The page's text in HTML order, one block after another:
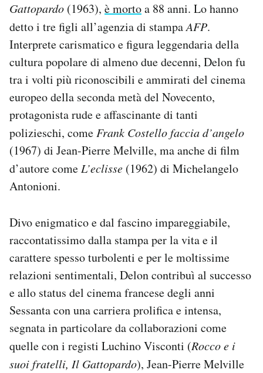
Newsletter
Notifiche mobile
Regala il Post
Hai bisogno di aiuto?
Esci
Gattopardo (1963), è mortoa 88 anni. Lo hanno
detto i tre figli all’agenzia di stampaAFP.
Interprete carismatico e figura leggendaria della
cultura popolare di almeno due decenni, Delon fu
tra i volti più riconoscibili e ammirati del cinema
europeo della seconda metà del Novecento,
protagonista rude e affascinante di tanti
polizieschi, comeFrank Costello faccia d’angelo
(1967) di Jean-Pierre Melville, ma anche di film
d’autore comeL’eclisse (1962) di Michelangelo
Antonioni.
Divo enigmatico e dal fascino impareggiabile,
raccontatissimo dalla stampa per la vita e il
carattere spesso turbolenti e per le moltissime
relazioni sentimentali, Delon contribuì al successo
e allo status del cinema francese degli anni
Sessanta con una carriera prolifica e intensa,
segnata in particolare da collaborazioni come
quelle con i registi Luchino Visconti (Rocco e i
suoi fratelli, Il Gattopardo), Jean-Pierre Melville